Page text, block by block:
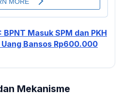
Masuk SPM dan PKH
Bansos Rp600.000
Mekanisme